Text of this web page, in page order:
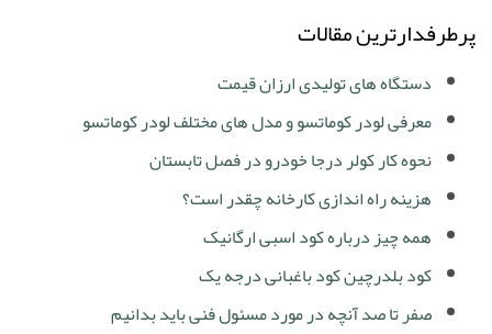
پرطرفدارترین مقالات
دستگاه های تولیدی ارزان قیمت
معرفی لودر کوماتسو و مدل های مختلف لودر کوماتسو
نحوه کار کولر درجا خودرو در فصل تابستان
هزینه راه اندازی کارخانه چقدر است؟
همه چیز درباره کود اسبی ارگانیک
کود بلدرچین کود باغبانی درجه یک
صفر تا صد آنچه در مورد مسئول فنی باید بدانیم